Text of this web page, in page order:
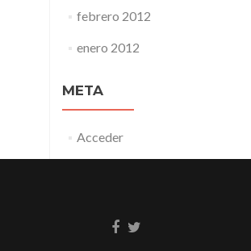
febrero 2012
enero 2012
META
Acceder
EnlaceEnlace